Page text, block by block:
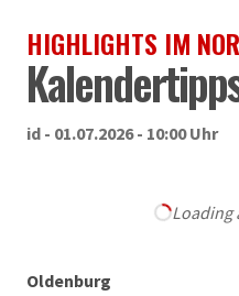
HIGHLIGHTS IM
id - 01.07.2026 - 10:00 Uhr
Loading
Oldenburg